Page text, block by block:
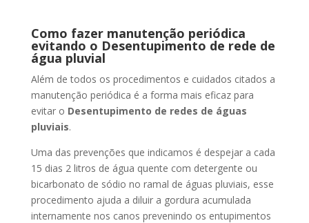
Como fazer manutenção periódica
evitando o Desentupimento de rede de
água pluvial
Além de todos os procedimentos e cuidados citados a
manutenção periódica é a forma mais eficaz para
evitar o Desentupimento de redes de águas
pluviais.
Uma das prevenções que indicamos é despejar a cada
15 dias 2 litros de água quente com detergente ou
bicarbonato de sódio no ramal de águas pluviais, esse
procedimento ajuda a diluir a gordura acumulada
internamente nos canos prevenindo os entupimentos